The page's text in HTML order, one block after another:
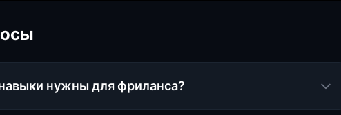
нужны для фриланса?